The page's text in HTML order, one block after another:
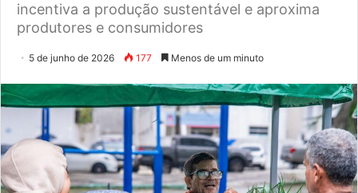
incentiva a produção sustentável e aproxima
produtores e consumidores
5 de junho de 2026 177 Menos de um minuto